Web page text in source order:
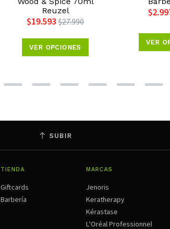
Reuzel
$19.593 $27.990
VER OPCIONES
VER
SUBIR
TIENDA
Giftcards
Barbería
MARCAS
Jenoris
Keratherapy
Kérastase
L'Oréal Professionnel